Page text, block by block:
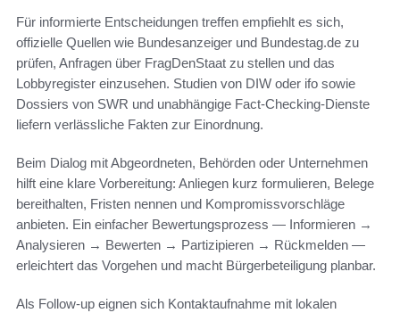
Für informierte Entscheidungen treffen empfiehlt es sich,
offizielle Quellen wie Bundesanzeiger und Bundestag.de zu
prüfen, Anfragen über FragDenStaat zu stellen und das
Lobbyregister einzusehen. Studien von DIW oder ifo sowie
Dossiers von SWR und unabhängige Fact-Checking-Dienste
liefern verlässliche Fakten zur Einordnung.
Beim Dialog mit Abgeordneten, Behörden oder Unternehmen
hilft eine klare Vorbereitung: Anliegen kurz formulieren, Belege
bereithalten, Fristen nennen und Kompromissvorschläge
anbieten. Ein einfacher Bewertungsprozess — Informieren →
Analysieren → Bewerten → Partizipieren → Rückmelden —
erleichtert das Vorgehen und macht Bürgerbeteiligung planbar.
Als Follow-up eignen sich Kontaktaufnahme mit lokalen